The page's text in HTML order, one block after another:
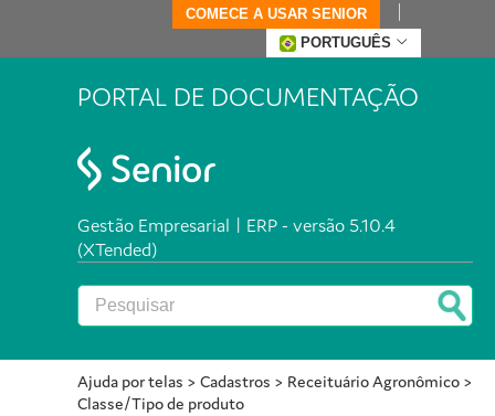
COMECE A USAR SENIOR
PORTUGUÊS
PORTAL DE DOCUMENTAÇÃO
Gestão Empresarial | ERP - versão 5.10.4
(XTended)
Ajuda por telas > Cadastros > Receituário Agronômico >
Classe/Tipo de produto